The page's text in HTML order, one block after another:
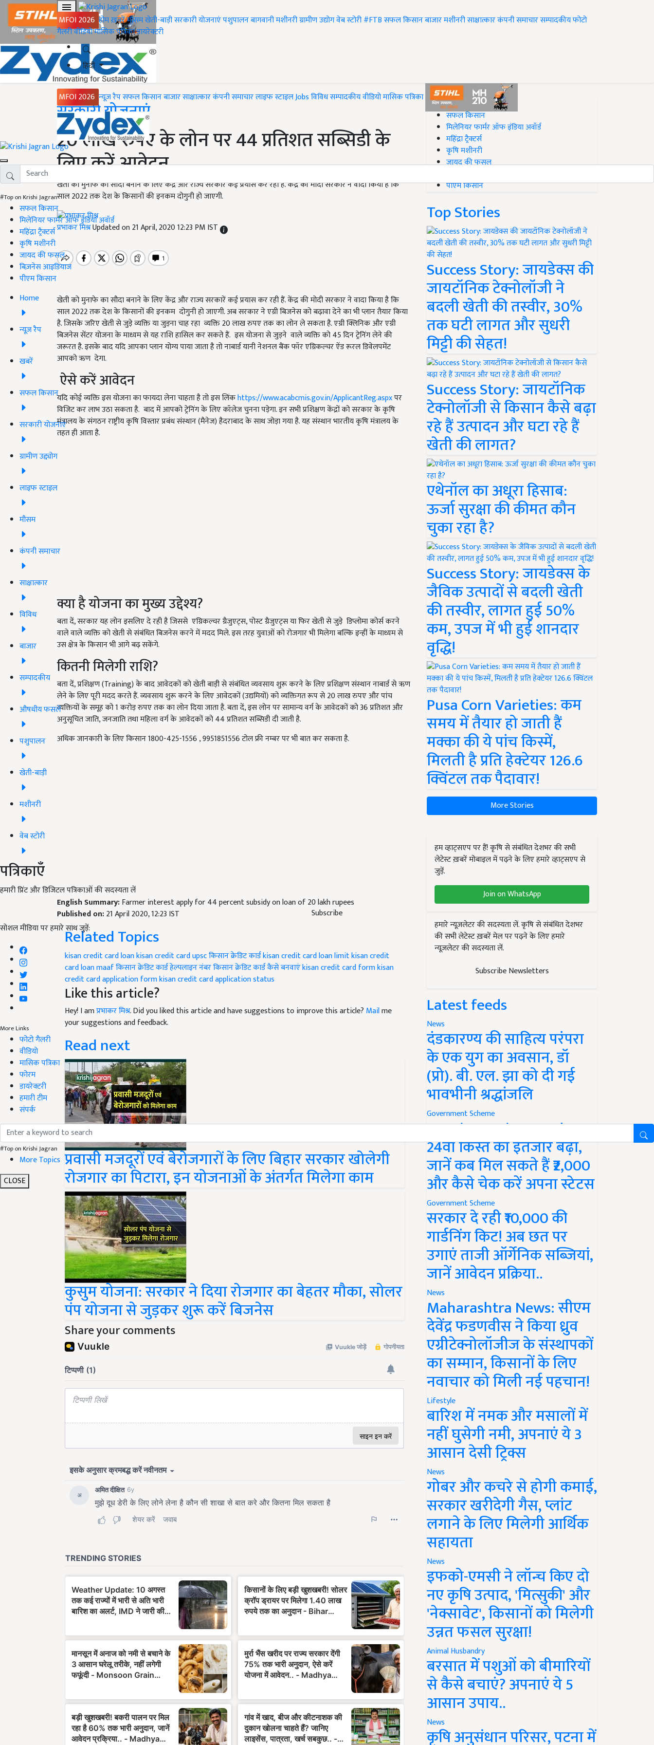
MFOI 2026 होमख़बरेंमौसमखेती-बाड़ीसरकारी योजनाएंपशुपालनबागवानीमशीनरीग्रामीण उद्योगवेब स्टोरी#FTBसफल किसानबाजारमशीनरीसाक्षात्कारकंपनी समाचारसम्पादकीयफोटो
गैलरीवीडियोमासिक पत्रिकाडायरेक्टरी
हिंदी
MFOI 2026 न्यूज़ रैपसफल किसानबाजारसाक्षात्कारकंपनी समाचारलाइफ स्टाइलJobsविविधसम्पादकीयवीडियोमासिक पत्रिका
#Top on Krishi Jagran
सफल किसान
मिलेनियर फार्मर ऑफ इंडिया अवॉर्ड
महिंद्रा ट्रैक्टर्स
कृषि मशीनरी
जायद की फसल
बिज़नेस आइडियाज
पीएम किसान
Home
न्यूज़ रैप
खबरें
सफल किसान
सरकारी योजनाएं
ग्रामीण उद्द्योग
लाइफ स्टाइल
मौसम
कंपनी समाचार
साक्षात्कार
विविध
बाजार
सम्पादकीय
औषधीय फसलें
पशुपालन
खेती-बाड़ी
मशीनरी
वेब स्टोरी
पत्रिकाएँ
हमारी प्रिंट और डिजिटल पत्रिकाओं की सदस्यता लें
Subscribe
सोशल मीडिया पर हमारे साथ जुड़ें:
More Links
फोटो गैलरी
वीडियो
मासिक पत्रिका
फोरम
डायरेक्टरी
हमारी टीम
संपर्क
#Top on Krishi Jagran
More Topics
CLOSE
Home
सरकारी योजनाएं
20 लाख रुपए के लोन पर 44 प्रतिशत सब्सिडी के
लिए करें आवेदन
खेती को मुनाफे का सौदा बनाने के लिए केंद्र और राज्य सरकारें कई प्रयास कर रही हैं. केंद्र की मोदी सरकार ने वादा किया है कि
साल 2022 तक देश के किसानों की इनकम दोगुनी हो जाएगी.
प्रभाकर मिश्रUpdated on 21 April, 2020 12:23 PM IST
खेती को मुनाफे का सौदा बनाने के लिए केंद्र और राज्य सरकारें कई प्रयास कर रही हैं. केंद्र की मोदी सरकार ने वादा किया है कि
साल 2022 तक देश के किसानों की इनकम दोगुनी हो जाएगी. अब सरकार ने एग्री बिजनेस को बढ़ावा देने का भी प्लान तैयार किया
है. जिसके जरिए खेती से जुड़े व्यक्ति या जुड़ना चाह रहा व्यक्ति 20 लाख रुपए तक का लोन ले सकता है. एग्री क्लिनिक और एग्री
बिजनेस सेंटर योजना के माध्यम से यह राशि हासिल कर सकते हैं. इस योजना से जुड़ने वाले व्यक्ति को 45 दिन ट्रेनिंग लेने की
जरूरत है. इसके बाद यदि आपका प्लान योग्य पाया जाता है तो नाबार्ड यानी नेशनल बैंक फॉर एग्रिकल्चर ऐंड रूरल डिवेलपमेंट
आपको ऋण देगा.
ऐसे करें आवेदन
यदि कोई व्यक्ति इस योजना का फायदा लेना चाहता है तो इस लिंकhttps://www.acabcmis.gov.in/ApplicantReg.aspxपर
विजिट कर लाभ उठा सकता है. बाद में आपको ट्रेनिंग के लिए कॉलेज चुनना पड़ेगा. इन सभी प्रशिक्षण केंद्रों को सरकार के कृषि
मंत्रालय के संगठन राष्ट्रीय कृषि विस्तार प्रबंध संस्थान (मैनेज) हैदराबाद के साथ जोड़ा गया है. यह संस्थान भारतीय कृषि मंत्रालय के
तहत ही आता है.
क्या है योजना का मुख्य उद्देश्य?
बता दें, सरकार यह लोन इसलिए दे रही है जिससे एग्रिकल्चर ग्रैजुएट्स, पोस्ट ग्रैजुएट्स या फिर खेती से जुड़े डिप्लोमा कोर्स करने
वाले वाले व्यक्ति को खेती से संबंधित बिजनेस करने में मदद मिले. इस तरह युवाओं को रोजगार भी मिलेगा बल्कि इन्हीं के माध्यम से
उस क्षेत्र के किसान भी आगे बढ़ सकेंगे.
कितनी मिलेगी राशि?
बता दें, प्रशिक्षण (Training) के बाद आवेदकों को खेती बाड़ी से संबंधित व्यवसाय शुरू करने के लिए प्रशिक्षण संस्थान नाबार्ड से ऋण
लेने के लिए पूरी मदद करते हैं. व्यवसाय शुरू करने के लिए आवेदकों (उद्यमियों) को व्यक्तिगत रूप से 20 लाख रुपए और पांच
व्यक्तियों के समूह को 1 करोड़ रुपए तक का लोन दिया जाता है. बता दें, इस लोन पर सामान्य वर्ग के आवेदकों को 36 प्रतिशत और
अनुसूचित जाति, जनजाति तथा महिला वर्ग के आवेदकों को 44 प्रतिशत सब्सिडी दी जाती है.
अधिक जानकारी के लिए किसान 1800-425-1556 , 9951851556 टोल फ्री नम्बर पर भी बात कर सकता है.
English Summary:Farmer interest apply for 44 percent subsidy on loan of 20 lakh rupees
Published on:21 April 2020, 12:23 IST
Related Topics
kisan credit card loankisan credit card upscकिसान क्रेडिट कार्डkisan credit card loan limitkisan credit
card loan maafकिसान क्रेडिट कार्ड हेल्पलाइन नंबरकिसान क्रेडिट कार्ड कैसे बनवाएंkisan credit card formkisan
credit card application formkisan credit card application status
Like this article?
Hey! I amप्रभाकर मिश्र. Did you liked this article and have suggestions to improve this article? Mailme
your suggestions and feedback.
Read next
प्रवासी मजदूरों एवं बेरोजगारों के लिए बिहार सरकार खोलेगी
रोजगार का पिटारा, इन योजनाओं के अंतर्गत मिलेगा काम
कुसुम योजना: सरकार ने दिया रोजगार का बेहतर मौका, सोलर
पंप योजना से जुड़कर शुरू करें बिजनेस
Share your comments
#Top on Krishi Jagran
सफल किसान
मिलेनियर फार्मर ऑफ इंडिया अवॉर्ड
महिंद्रा ट्रैक्टर्स
कृषि मशीनरी
जायद की फसल
पीएम किसान
Top Stories
Success Story: जायडेक्स की
जायटॉनिक टेक्नोलॉजी ने
बदली खेती की तस्वीर, 30%
तक घटी लागत और सुधरी
मिट्टी की सेहत!
Success Story: जायटॉनिक
टेक्नोलॉजी से किसान कैसे बढ़ा
रहे हैं उत्पादन और घटा रहे हैं
खेती की लागत?
एथेनॉल का अधूरा हिसाब:
ऊर्जा सुरक्षा की कीमत कौन
चुका रहा है?
Success Story: जायडेक्स के
जैविक उत्पादों से बदली खेती
की तस्वीर, लागत हुई 50%
कम, उपज में भी हुई शानदार
वृद्धि!
Pusa Corn Varieties: कम
समय में तैयार हो जाती हैं
मक्का की ये पांच किस्में,
मिलती है प्रति हेक्टेयर 126.6
क्विंटल तक पैदावार!
More Stories
हम व्हाट्सएप पर हैं! कृषि से संबंधित देशभर की सभी
लेटेस्ट ख़बरें मोबाइल में पढ़ने के लिए हमारे व्हाट्सएप से
जुड़ें.
Join on WhatsApp
हमारे न्यूज़लेटर की सदस्यता लें. कृषि से संबंधित देशभर
की सभी लेटेस्ट ख़बरें मेल पर पढ़ने के लिए हमारे
न्यूज़लेटर की सदस्यता लें.
Subscribe Newsletters
Latest feeds
News
दंडकारण्य की साहित्य परंपरा
के एक युग का अवसान, डॉ
(प्रो). बी. एल. झा को दी गई
भावभीनी श्रद्धांजलि
Government Scheme
PM Kisan Yojana Update:
24वीं किस्त का इंतजार बढ़ा,
जानें कब मिल सकते हैं ₹2,000
और कैसे चेक करें अपना स्टेटस
Government Scheme
सरकार दे रही ₹10,000 की
गार्डनिंग किट! अब छत पर
उगाएं ताजी ऑर्गेनिक सब्जियां,
जानें आवेदन प्रक्रिया..
News
Maharashtra News: सीएम
देवेंद्र फडणवीस ने किया ध्रुव
एग्रीटेक्नोलॉजीज के संस्थापकों
का सम्मान, किसानों के लिए
नवाचार को मिली नई पहचान!
Lifestyle
बारिश में नमक और मसालों में
नहीं घुसेगी नमी, अपनाएं ये 3
आसान देसी ट्रिक्स
News
गोबर और कचरे से होगी कमाई,
सरकार खरीदेगी गैस, प्लांट
लगाने के लिए मिलेगी आर्थिक
सहायता
News
इफको-एमसी ने लॉन्च किए दो
नए कृषि उत्पाद, 'मित्सुकी' और
'नेक्सावेट', किसानों को मिलेगी
उन्नत फसल सुरक्षा!
Animal Husbandry
बरसात में पशुओं को बीमारियों
से कैसे बचाएं? अपनाएं ये 5
आसान उपाय..
News
कृषि अनुसंधान परिसर, पटना में